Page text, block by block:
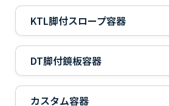
KTL脚付スロープ容器
DT脚付鏡板容器
カスタム容器